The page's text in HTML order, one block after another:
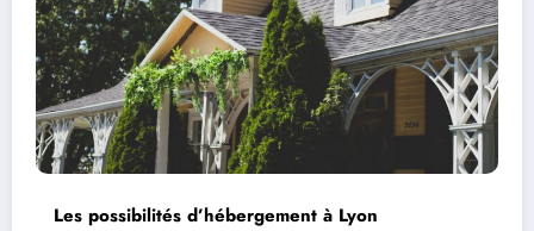
Les possibilités d’hébergement à Lyon